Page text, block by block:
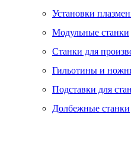
Установки
Модульные станки
Станки для
Гильотины и
Подставки для
Долбежные станки